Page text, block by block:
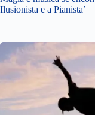
Ilusionista e a Pianista’